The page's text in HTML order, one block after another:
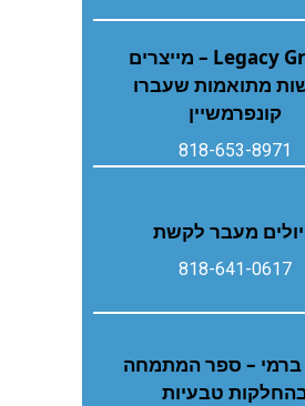
Legacy Group – מייצרים
מתואמות שעברו
קונפרמשיין
818-653-8971
מעבר לקשת
818-641-0617
ברמי – ספר המתמחה
טבעיות